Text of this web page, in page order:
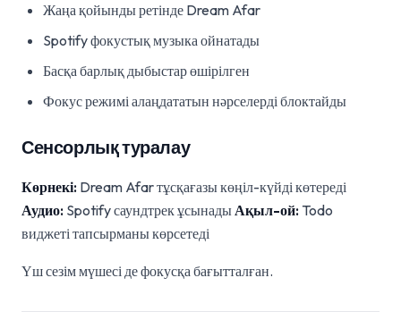
Жаңа қойынды ретінде Dream Afar
Spotify фокустық музыка ойнатады
Басқа барлық дыбыстар өшірілген
Фокус режимі алаңдататын нәрселерді блоктайды
Сенсорлық туралау
Көрнекі: Dream Afar тұсқағазы көңіл-күйді көтереді
Аудио: Spotify саундтрек ұсынадыАқыл-ой: Todo
виджеті тапсырманы көрсетеді
Үш сезім мүшесі де фокусқа бағытталған.